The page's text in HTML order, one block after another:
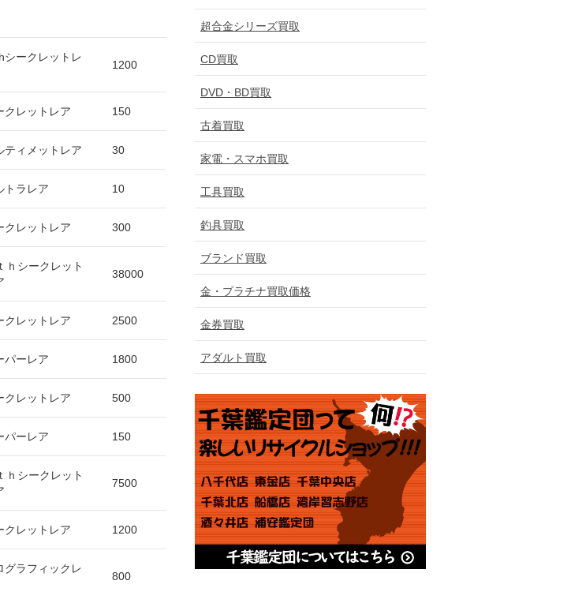
シークレットレ
1200
クレットレア 150
ティメットレア 30
トラレア 10
クレットレア 300
ｈシークレット
38000
クレットレア 2500
パーレア 1800
クレットレア 500
パーレア 150
ｈシークレット
7500
クレットレア 1200
グラフィックレ
800
超合金シリーズ買取
CD買取
DVD・BD買取
古着買取
家電・スマホ買取
工具買取
釣具買取
ブランド買取
金・プラチナ買取価格
金券買取
アダルト買取